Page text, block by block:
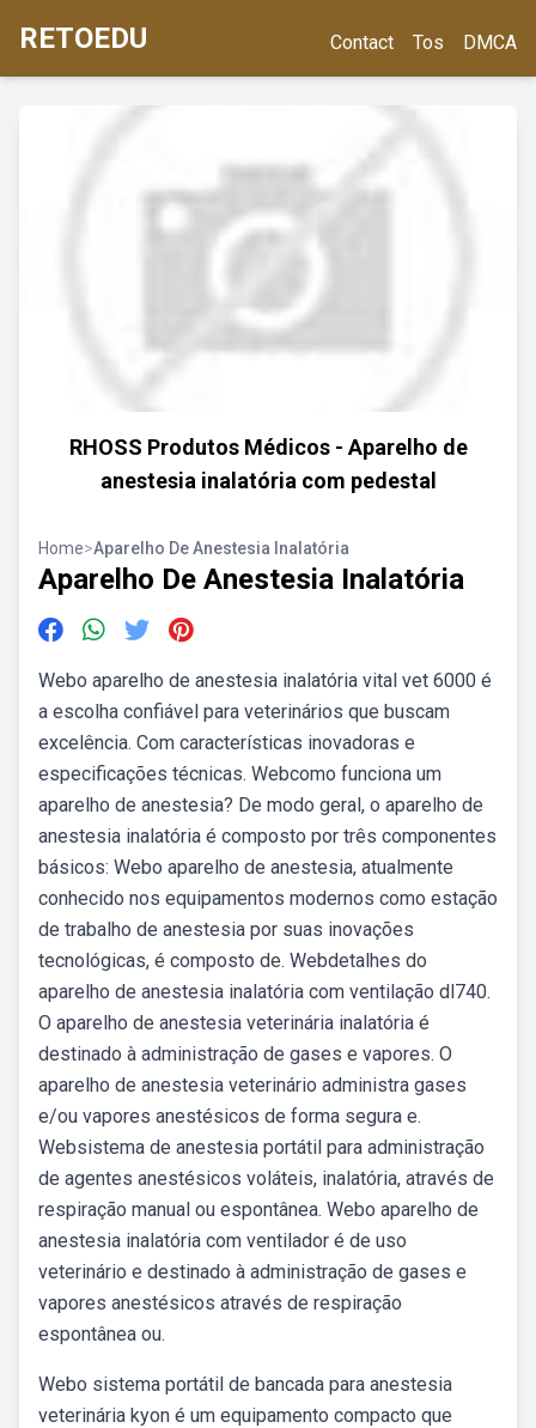
RETOEDU Contact Tos DMCA
RHOSS Produtos Médicos - Aparelho de
anestesia inalatória com pedestal
Home>Aparelho De Anestesia Inalatória
Aparelho De Anestesia Inalatória
Webo aparelho de anestesia inalatória vital vet 6000 é
a escolha confiável para veterinários que buscam
excelência. Com características inovadoras e
especificações técnicas. Webcomo funciona um
aparelho de anestesia? De modo geral, o aparelho de
anestesia inalatória é composto por três componentes
básicos: Webo aparelho de anestesia, atualmente
conhecido nos equipamentos modernos como estação
de trabalho de anestesia por suas inovações
tecnológicas, é composto de. Webdetalhes do
aparelho de anestesia inalatória com ventilação dl740.
O aparelho de anestesia veterinária inalatória é
destinado à administração de gases e vapores. O
aparelho de anestesia veterinário administra gases
e/ou vapores anestésicos de forma segura e.
Websistema de anestesia portátil para administração
de agentes anestésicos voláteis, inalatória, através de
respiração manual ou espontânea. Webo aparelho de
anestesia inalatória com ventilador é de uso
veterinário e destinado à administração de gases e
vapores anestésicos através de respiração
espontânea ou.
Webo sistema portátil de bancada para anestesia
veterinária kyon é um equipamento compacto que